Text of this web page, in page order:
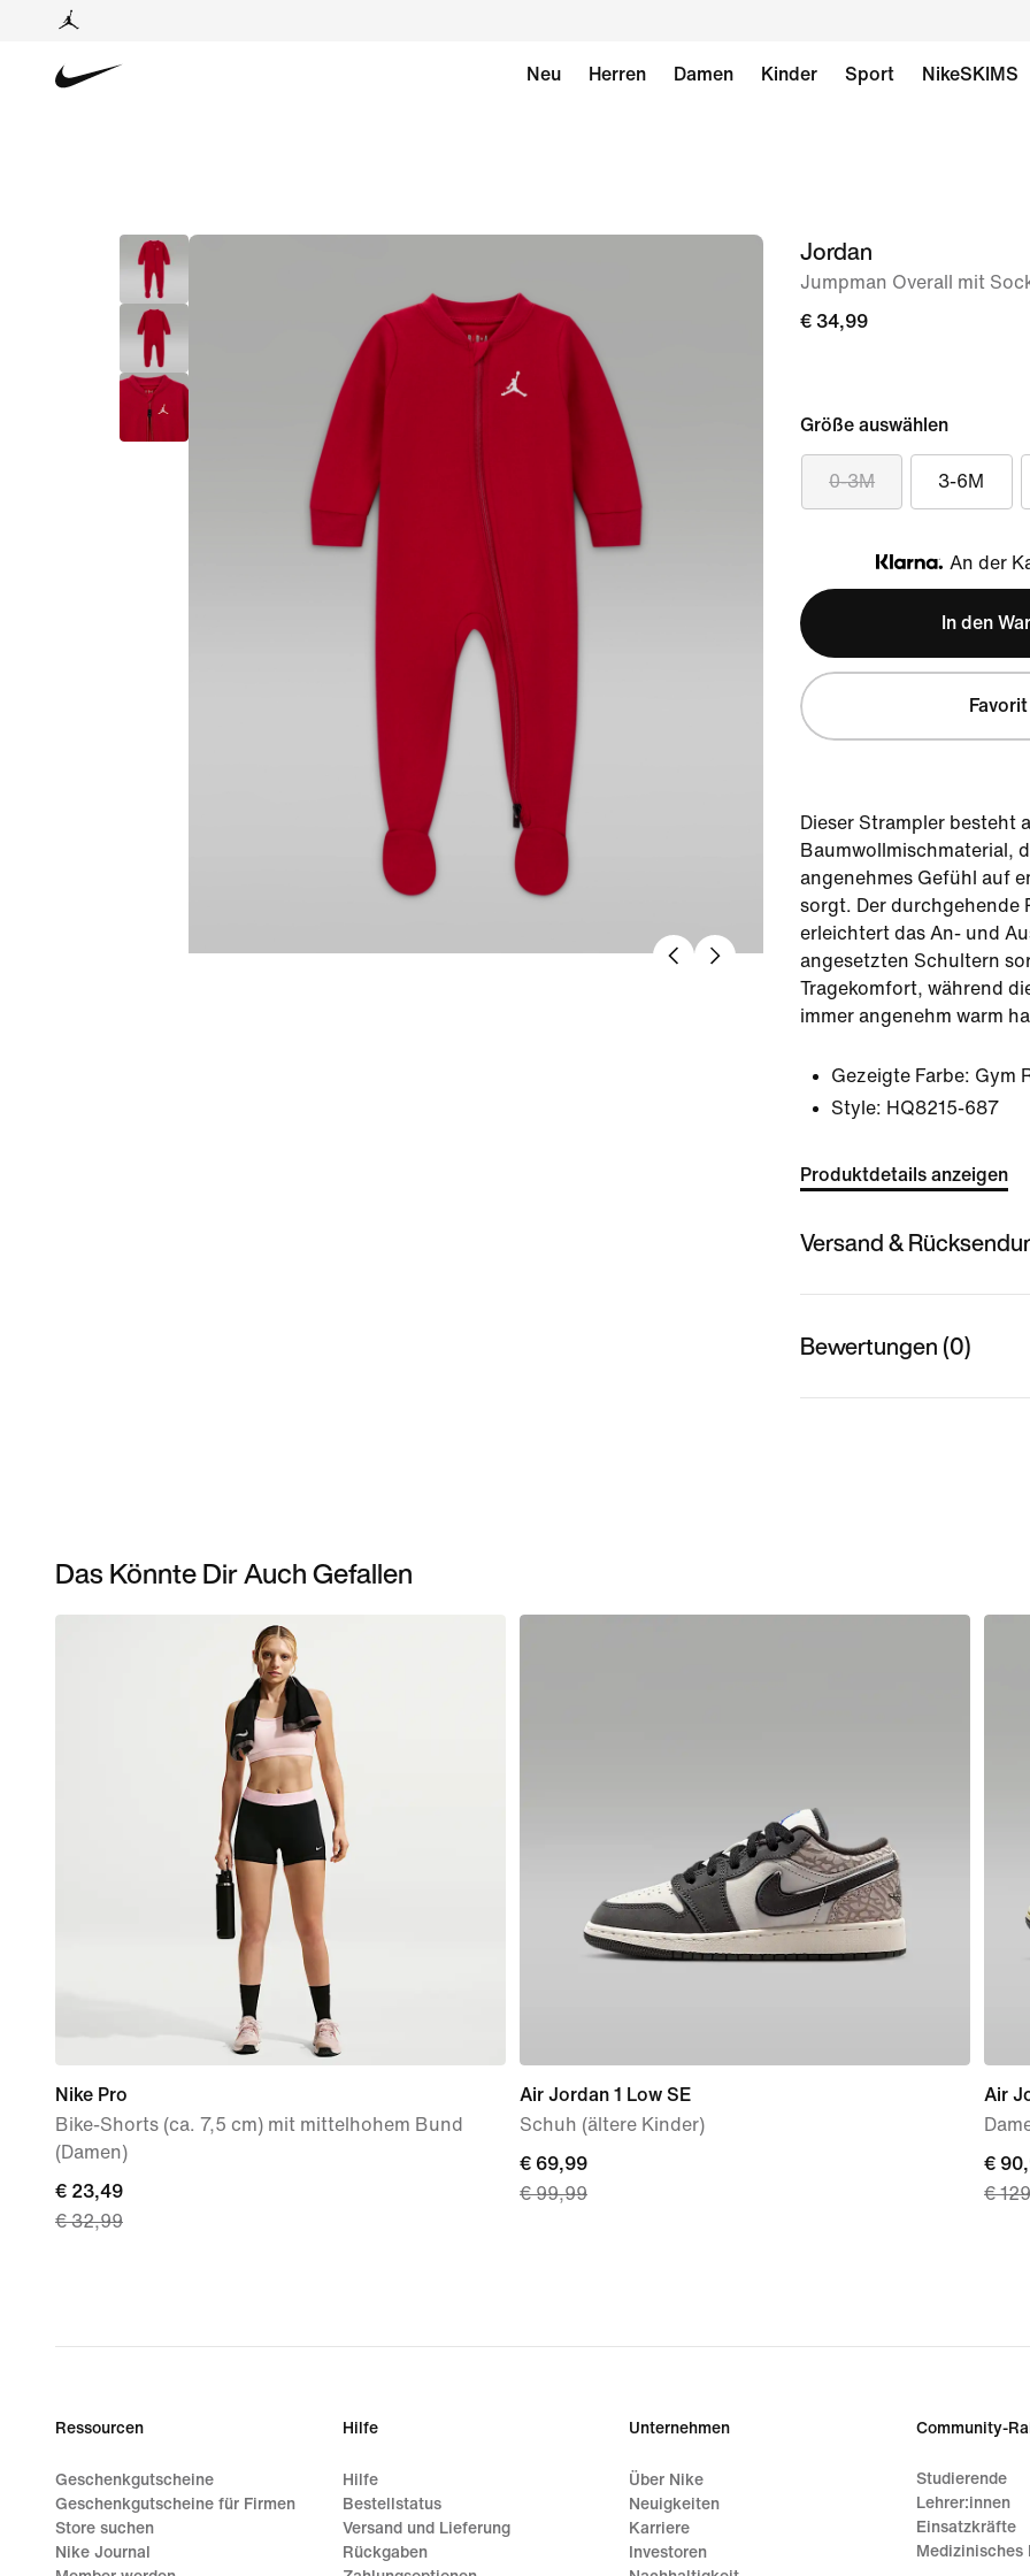
Neu Herren Damen Kinder Sport NikeSKIMS
Bild 1Jordan
Jumpman Overall mit
€ 34,99
Größe auswählen
0-3M 3-6M
Klarna
An der
In den
Favorit
Dieser Strampler besteht
Baumwollmischmaterial,
angenehmes Gefühl auf
sorgt. Der durchgehende
erleichtert das An- und
angesetzten Schultern
Tragekomfort, während
immer angenehm warm
Gezeigte Farbe: Gym
Style: HQ8215-687
Produktdetails anzeigen
Versand &
Bewertungen (0)
Das Könnte Dir Auch Gefallen
Nike Pro
Bike-Shorts (ca. 7,5 cm) mit mittelhohem Bund
(Damen)
current
price
€ 32,99
€ 23,49
€ 32,99
Air Jordan 1 Low SE
Schuh (ältere Kinder)
current
price
€ 69,99
€ 99,99
Air
price
€
€
Ressourcen
Geschenkgutscheine
Geschenkgutscheine für Firmen
Store suchen
Nike Journal
Hilfe
Hilfe
Bestellstatus
Versand und Lieferung
Rückgaben
Unternehmen
Über Nike
Neuigkeiten
Karriere
Investoren
Community-
Studierende
Lehrer:innen
Einsatzkräfte
Medizinisches